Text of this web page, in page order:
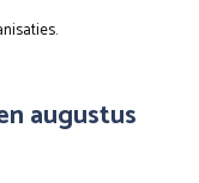
augustus